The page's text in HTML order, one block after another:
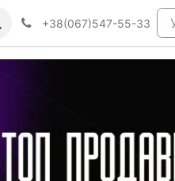
+38(067)547-55-33